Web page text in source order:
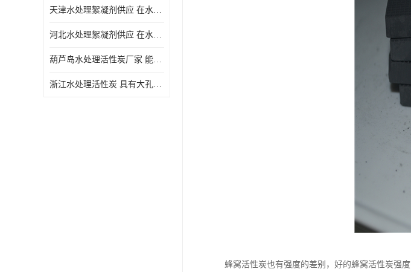
天津水处理絮凝剂供应 在水中的稳定性较好 絮凝速度快
河北水处理絮凝剂供应 在水中的稳定性较好 用量相对较少
葫芦岛水处理活性炭厂家 能够吸附大分子有机物 可再生能力较强
浙江水处理活性炭 具有大孔结构 具有较高的吸附能力
蜂窝活性炭也有强度的差别，好的蜂窝活性炭强